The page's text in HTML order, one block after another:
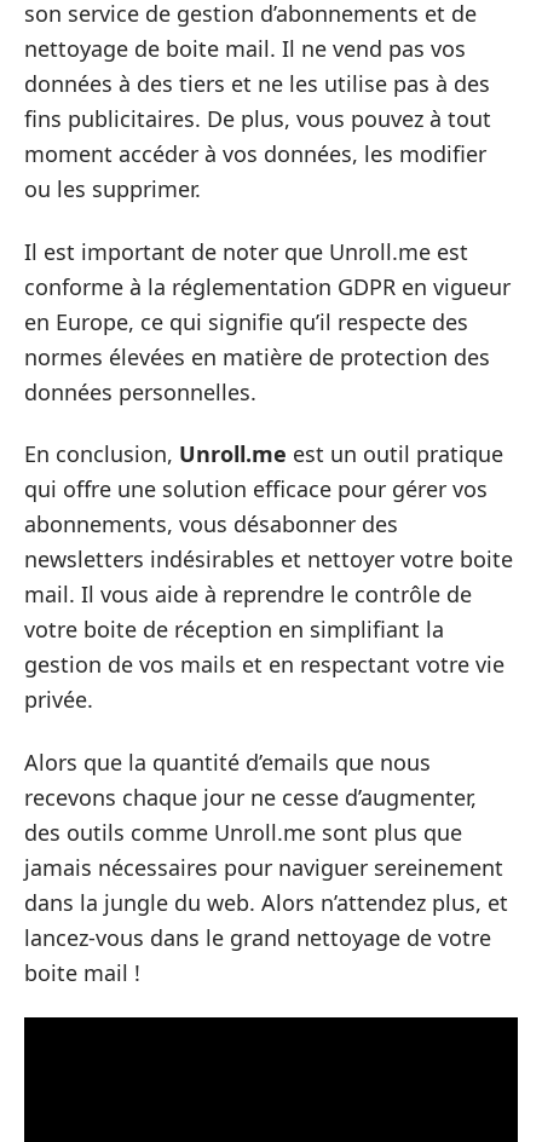
son service de gestion d’abonnements et de
nettoyage de boite mail. Il ne vend pas vos
données à des tiers et ne les utilise pas à des
fins publicitaires. De plus, vous pouvez à tout
moment accéder à vos données, les modifier
ou les supprimer.
Il est important de noter que Unroll.me est
conforme à la réglementation GDPR en vigueur
en Europe, ce qui signifie qu’il respecte des
normes élevées en matière de protection des
données personnelles.
En conclusion, Unroll.me est un outil pratique
qui offre une solution efficace pour gérer vos
abonnements, vous désabonner des
newsletters indésirables et nettoyer votre boite
mail. Il vous aide à reprendre le contrôle de
votre boite de réception en simplifiant la
gestion de vos mails et en respectant votre vie
privée.
Alors que la quantité d’emails que nous
recevons chaque jour ne cesse d’augmenter,
des outils comme Unroll.me sont plus que
jamais nécessaires pour naviguer sereinement
dans la jungle du web. Alors n’attendez plus, et
lancez-vous dans le grand nettoyage de votre
boite mail !